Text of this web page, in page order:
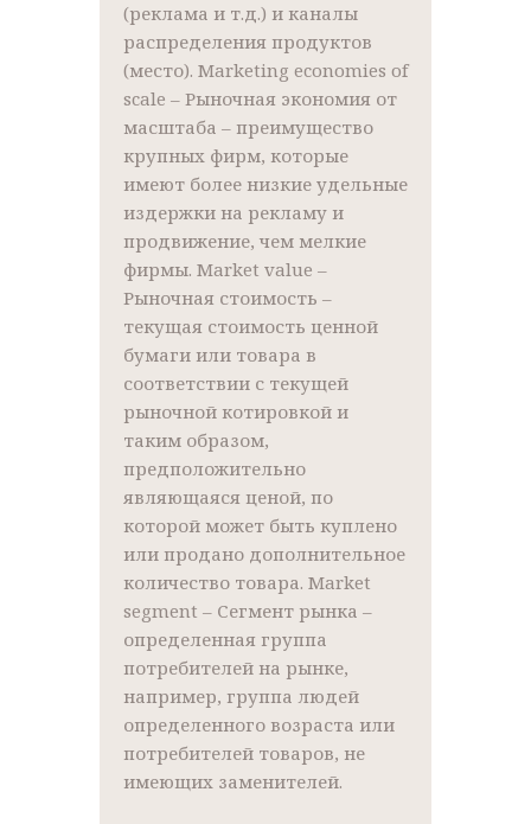
(реклама и т.д.) и каналы
распределения продуктов
(место). Marketing economies of
scale – Рыночная экономия от
масштаба – преимущество
крупных фирм, которые
имеют более низкие удельные
издержки на рекламу и
продвижение, чем мелкие
фирмы. Market value –
Рыночная стоимость –
текущая стоимость ценной
бумаги или товара в
соответствии с текущей
рыночной котировкой и
таким образом,
предположительно
являющаяся ценой, по
которой может быть куплено
или продано дополнительное
количество товара. Market
segment – Сегмент рынка –
определенная группа
потребителей на рынке,
например, группа людей
определенного возраста или
потребителей товаров, не
имеющих заменителей.